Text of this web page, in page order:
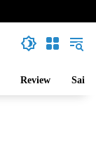
Review Sains